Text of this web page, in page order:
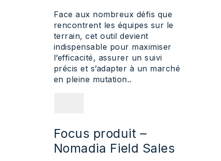
Face aux nombreux défis que
rencontrent les équipes sur le
terrain, cet outil devient
indispensable pour maximiser
l’efficacité, assurer un suivi
précis et s’adapter à un marché
en pleine mutation..
Focus produit –
Nomadia Field Sales